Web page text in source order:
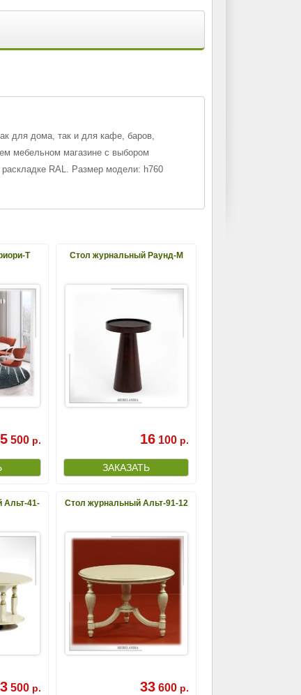
для дома, так и для кафе, баров,
мебельном магазине с выбором
RAL. Размер модели: h760
Т
500 р.
Стол журнальный Раунд-М
16 100 р.
Альт-41-
500 р.
Стол журнальный Альт-91-12
33 600 р.